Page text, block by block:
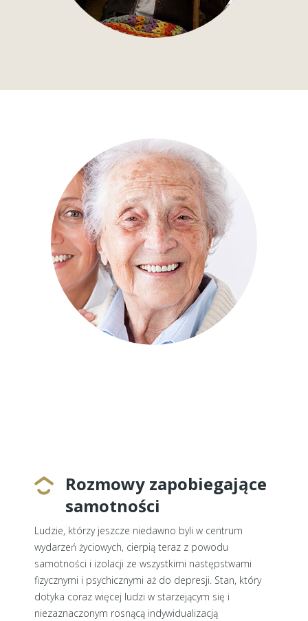
Rozmowy zapobiegające
samotności
Ludzie, którzy jeszcze niedawno byli w centrum
wydarzeń życiowych, cierpią teraz z powodu
samotności i izolacji ze wszystkimi następstwami
fizycznymi i psychicznymi aż do depresji. Stan, który
dotyka coraz więcej ludzi w starzejącym się i
niezaznaczonym rosnącą indywidualizacją